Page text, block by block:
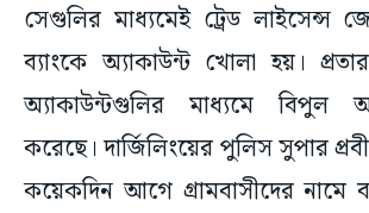
সেগুলির মাধ্যমেই ট্রেড লাইসেন্স
ব্যাংকে অ্যাকাউন্ট খোলা হয়।
অ্যাকাউন্টগুলির মাধ্যমে বিপুল
করেছে। দার্জিলিংয়ের পুলিস সুপার
কয়েকদিন আগে গ্রামবাসীদের নামে